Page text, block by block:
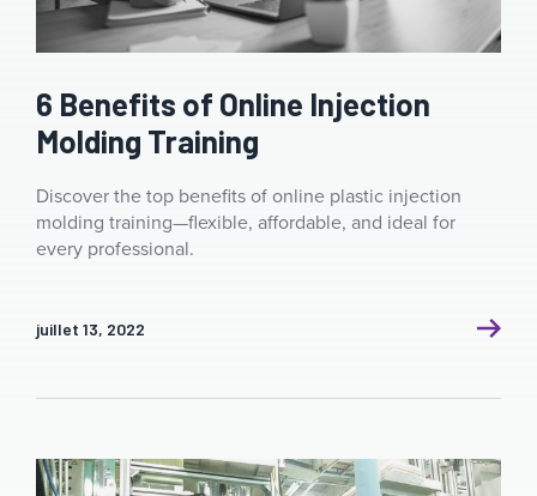
6 Benefits of Online Injection
Molding Training
Discover the top benefits of online plastic injection
molding training—flexible, affordable, and ideal for
every professional.
juillet 13, 2022